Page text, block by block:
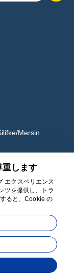
Mersin
します
エクスペリエンス
ツを提供し、トラ
ると、Cookie の